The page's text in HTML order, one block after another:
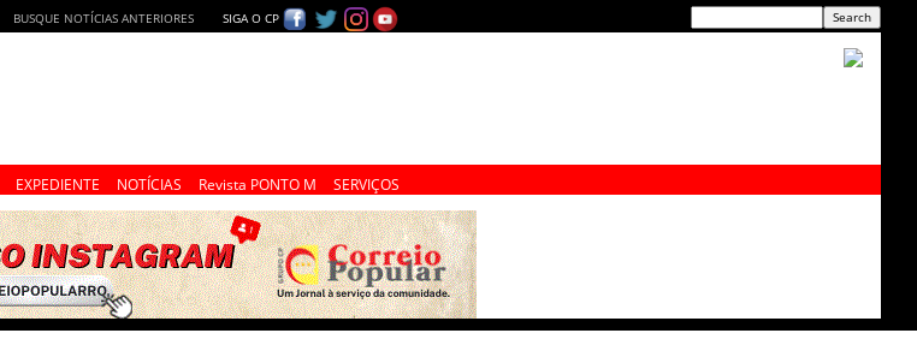
BUSQUE NOTÍCIAS ANTERIORES SIGA O CP
EXPEDIENTE NOTÍCIAS Revista PONTO M SERVIÇOS